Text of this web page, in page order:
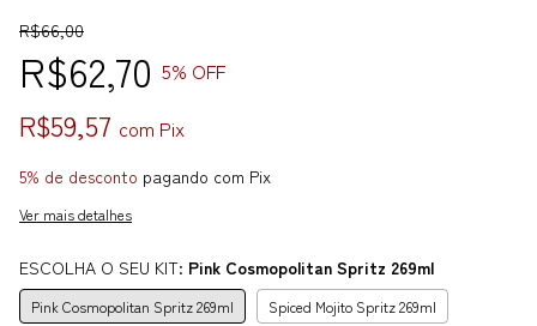
R$66,00
R$62,70 5% OFF
R$59,57 com Pix
5% de desconto pagando com Pix
Ver mais detalhes
ESCOLHA O SEU KIT: Pink Cosmopolitan Spritz 269ml
Pink Cosmopolitan Spritz 269ml Spiced Mojito Spritz 269ml